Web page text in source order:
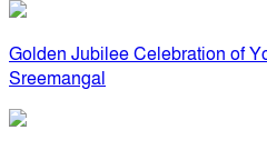
Golden Jubilee Celebration of
Sreemangal